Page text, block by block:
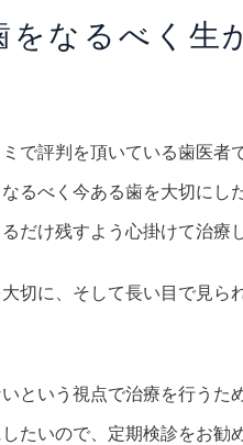
をなるべく生
で評判を頂いている歯医者
るべく今ある歯を大切にし
だけ残すよう心掛けて治療
切に、そして長い目で見ら
という視点で治療を行うた
たいので、定期検診をお勧